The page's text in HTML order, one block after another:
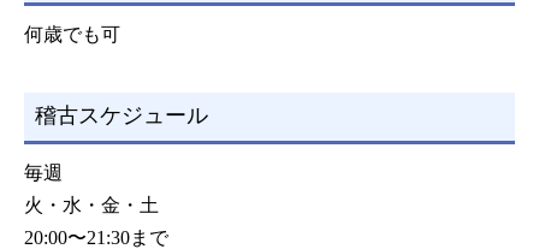
何歳でも可
稽古スケジュール
毎週
火・水・金・土
20:00〜21:30まで